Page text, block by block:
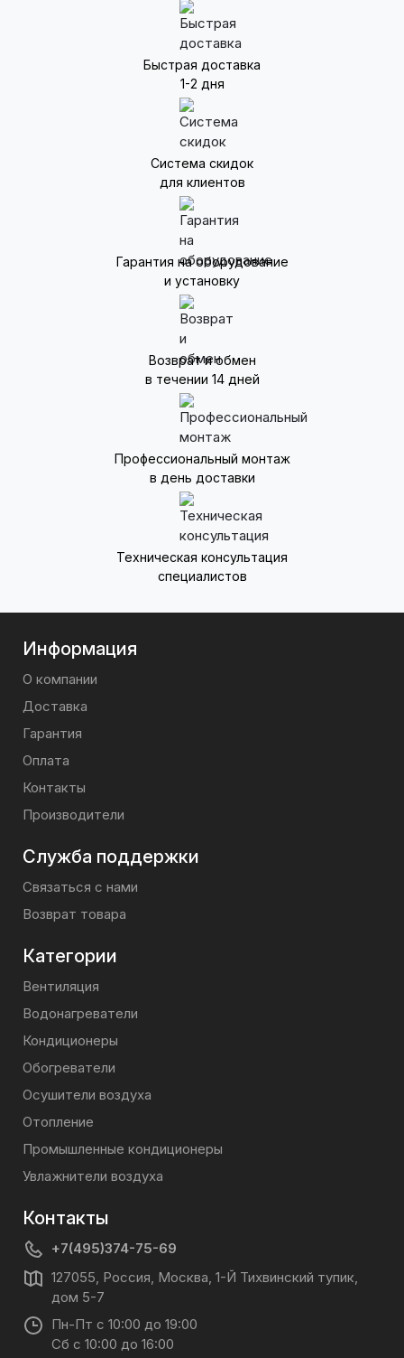
Быстрая доставка
1-2 дня
Система скидок
для клиентов
Гарантия на оборудование
и установку
Возврат и обмен
в течении 14 дней
Профессиональный монтаж
в день доставки
Техническая консультация
специалистов
Информация
О компании
Доставка
Гарантия
Оплата
Контакты
Производители
Служба поддержки
Связаться с нами
Возврат товара
Категории
Вентиляция
Водонагреватели
Кондиционеры
Обогреватели
Осушители воздуха
Отопление
Промышленные кондиционеры
Увлажнители воздуха
Контакты
+7(495)374-75-69
127055, Россия, Москва, 1-Й Тихвинский тупик,
дом 5-7
Пн-Пт с 10:00 до 19:00
Сб с 10:00 до 16:00